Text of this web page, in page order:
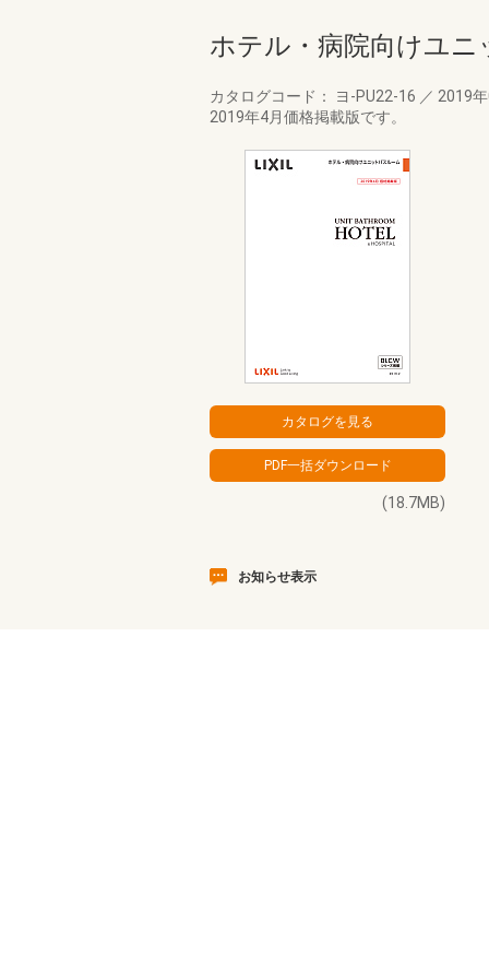
ホテル・病院向けユ
カタログコード： ヨ-PU22-16 ／ 2019
2019年4月価格掲載版です。
(18.7MB)
お知らせ表示